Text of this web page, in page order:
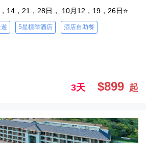
14，21，28日， 10月12，19，26日⭐
5星標準酒店 酒店自助餐
3天 $899 起